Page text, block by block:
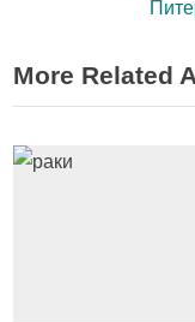
записям
v
i
o
u
N
x
t
More Related